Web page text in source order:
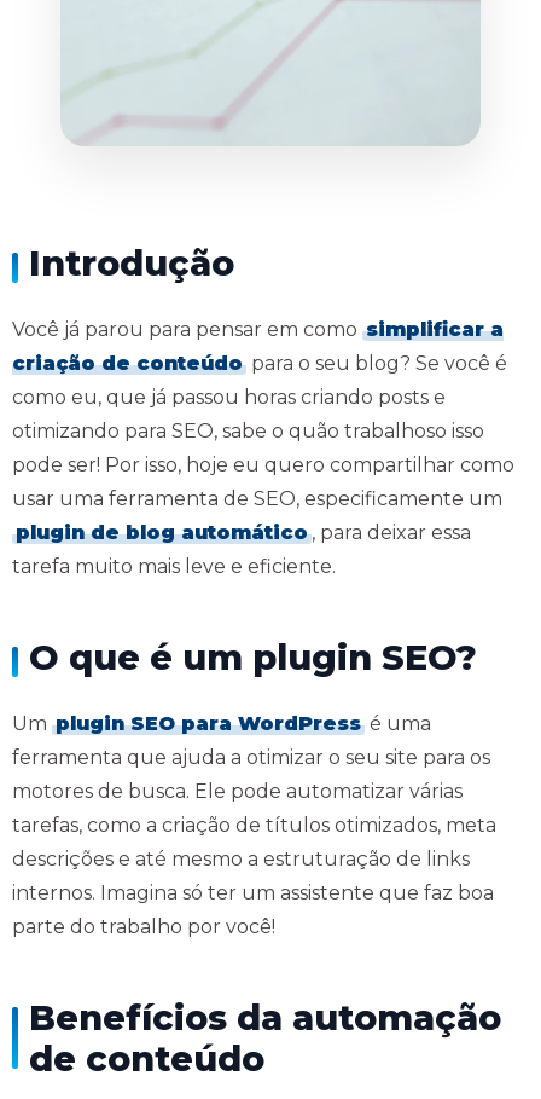
Introdução
Você já parou para pensar em como simplificar a
criação de conteúdo para o seu blog? Se você é
como eu, que já passou horas criando posts e
otimizando para SEO, sabe o quão trabalhoso isso
pode ser! Por isso, hoje eu quero compartilhar como
usar uma ferramenta de SEO, especificamente um
plugin de blog automático , para deixar essa
tarefa muito mais leve e eficiente.
O que é um plugin SEO?
Um plugin SEO para WordPress é uma
ferramenta que ajuda a otimizar o seu site para os
motores de busca. Ele pode automatizar várias
tarefas, como a criação de títulos otimizados, meta
descrições e até mesmo a estruturação de links
internos. Imagina só ter um assistente que faz boa
parte do trabalho por você!
Benefícios da automação
de conteúdo